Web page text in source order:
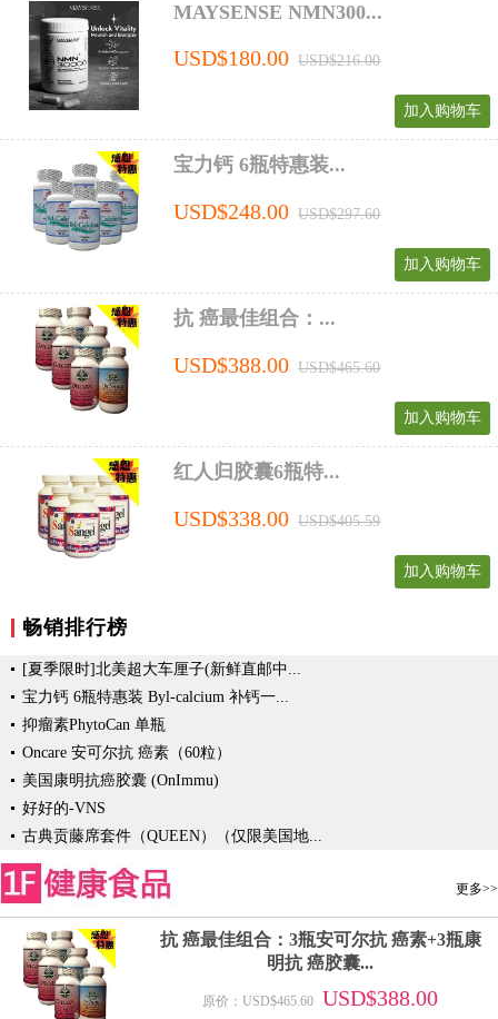
MAYSENSE NMN300...
USD$180.00 USD$216.00
加入购物车
宝力钙 6瓶特惠装...
USD$248.00 USD$297.60
加入购物车
抗 癌最佳组合：...
USD$388.00 USD$465.60
加入购物车
红人归胶囊6瓶特...
USD$338.00 USD$405.59
加入购物车
畅销排行榜
[夏季限时]北美超大车厘子(新鲜直邮中...
宝力钙 6瓶特惠装 Byl-calcium 补钙一...
抑瘤素PhytoCan 单瓶
Oncare 安可尔抗 癌素（60粒）
美国康明抗癌胶囊 (OnImmu)
好好的-VNS
古典贡藤席套件（QUEEN）（仅限美国地...
更多>>
抗 癌最佳组合：3瓶安可尔抗 癌素+3瓶康
明抗 癌胶囊...
原价：USD$465.60 USD$388.00